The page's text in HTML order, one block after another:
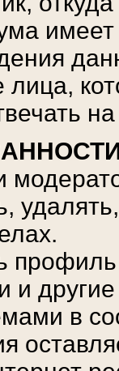
имеет
и
в